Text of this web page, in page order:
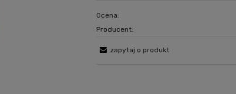
Ocena:
Producent:
zapytaj o produkt